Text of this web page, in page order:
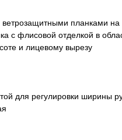
планками на
с флисовой отделкой в
и лицевому вырезу
для регулировки ширины